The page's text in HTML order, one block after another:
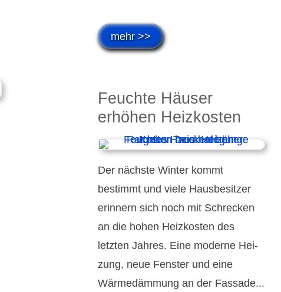
mehr >>
Feuchte Häuser
erhöhen Heiz­kosten
Der nächste Winter kommt
bestimmt und viele Haus­be­sitzer
erinnern sich noch mit Schrecken
an die hohen Heiz­kosten des
letzten Jahres. Eine moderne Hei­
zung, neue Fenster und eine
Wärme­dämmung an der Fassade...